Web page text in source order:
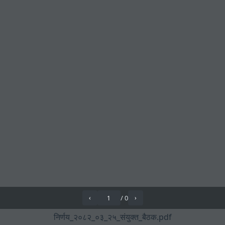
‹ /0 ›
निर्णय_२०८२_०३_२५_संयुक्त_बैठक.pdf